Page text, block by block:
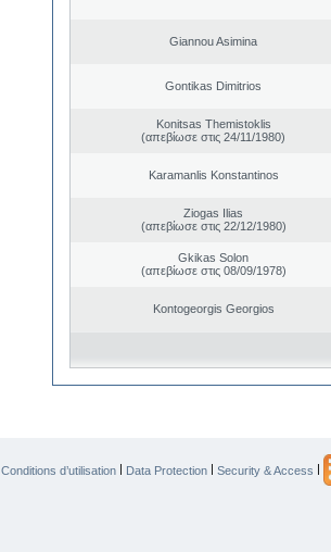
Giannou Asimina
Gontikas Dimitrios
Konitsas Themistoklis
(απεβίωσε στις 24/11/1980)
Karamanlis Konstantinos
Ziogas Ilias
(απεβίωσε στις 22/12/1980)
Gkikas Solon
(απεβίωσε στις 08/09/1978)
Kontogeorgis Georgios
Conditions d’utilisation | Data Protection | Security & Access |